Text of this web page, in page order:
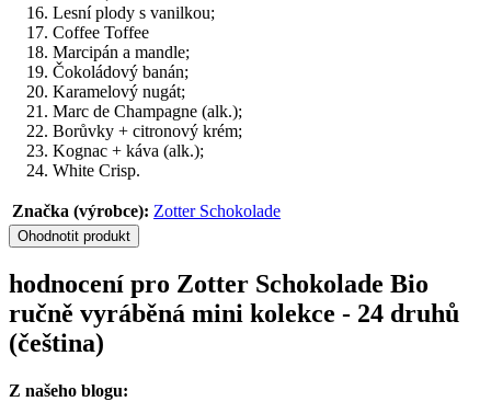
Lesní plody s vanilkou;
Coffee Toffee
Marcipán a mandle;
Čokoládový banán;
Karamelový nugát;
Marc de Champagne (alk.);
Borůvky + citronový krém;
Kognac + káva (alk.);
White Crisp.
Značka (výrobce): Zotter Schokolade
Ohodnotit produkt
hodnocení pro Zotter Schokolade Bio
ručně vyráběná mini kolekce - 24 druhů
(čeština)
Z našeho blogu: